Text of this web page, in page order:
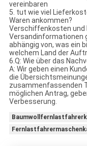
vereinbaren
5. tut wie viel
Waren ankommen?
Verschiffenkosten und
Versandinformationen
abhängig von, was ein
welchem Land der
6.Q: Wie über das
A: Wir geben einen
die
zusammenfassenden
möglichen Antrag,
Verbesserung.